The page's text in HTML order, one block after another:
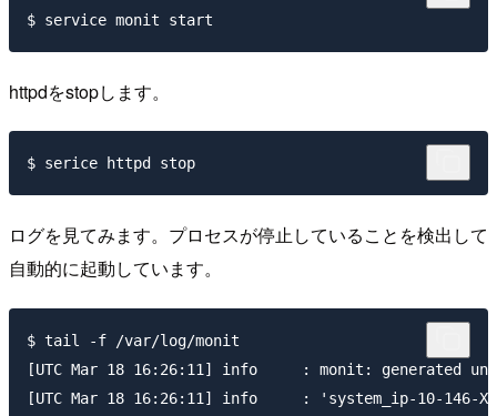
httpdをstopします。
ログを見てみます。プロセスが停止していることを検出して
自動的に起動しています。
$ tail -f /var/
[UTC Mar 18 16:26:11] info     : monit: generated
[UTC Mar 18 16:26:11] info     : 'system_ip-10-146-